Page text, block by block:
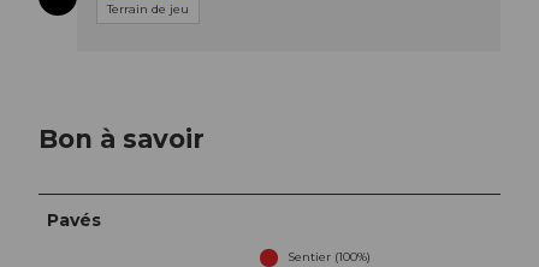
Terrain de jeu
Bon à savoir
Pavés
Sentier (100%)